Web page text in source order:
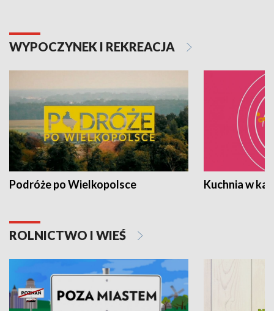
WYPOCZYNEK I REKREACJA
Podróże po Wielkopolsce Kuchnia w
ROLNICTWO I WIEŚ